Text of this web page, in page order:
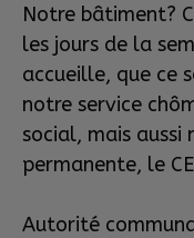
Notre bâtiment?
les jours de la
accueille, que ce
notre service
social, mais aussi
permanente, le
Autorité